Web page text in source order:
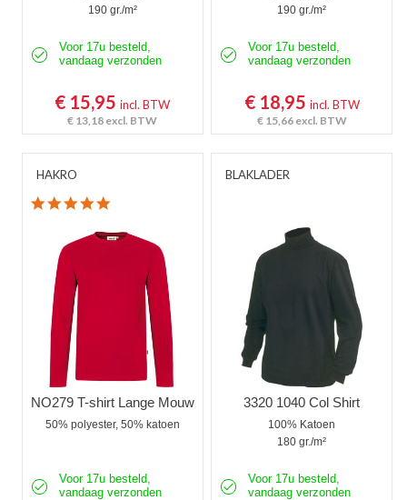
190 gr./m²
Voor 17u besteld,
vandaag verzonden
€ 15,95incl. BTW
€ 13,18 excl. BTW
190 gr./m²
Voor 17u besteld,
vandaag verzonden
€ 18,95 incl. BTW
€ 15,66 excl. BTW
HAKRO
NO279 T-shirt Lange Mouw
50% polyester, 50% katoen
Voor 17u besteld,
vandaag verzonden
BLAKLADER
3320 1040 Col Shirt
100% Katoen
180 gr./m²
Voor 17u besteld,
vandaag verzonden